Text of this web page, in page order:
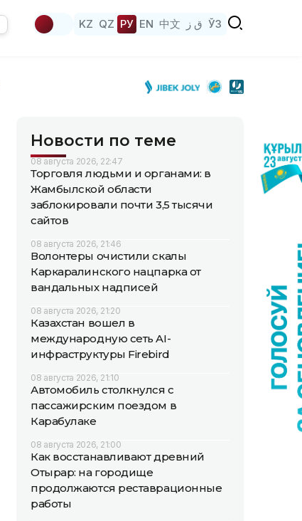
KZ QZ РУ EN 中文 ق ز ЎЗ
Новости по теме
08 августа 2026, 22:47
Торговля людьми и органами: в
Жамбылской области
заблокировали почти 3,5 тысячи
сайтов
08 августа 2026, 21:46
Волонтеры очистили скалы
Каркаралинского нацпарка от
вандальных надписей
08 августа 2026, 21:20
Казахстан вошел в
международную сеть AI-
инфраструктуры Firebird
08 августа 2026, 21:10
Автомобиль столкнулся с
пассажирским поездом в
Карабулаке
08 августа 2026, 21:00
Как восстанавливают древний
Отырар: на городище
продолжаются реставрационные
работы